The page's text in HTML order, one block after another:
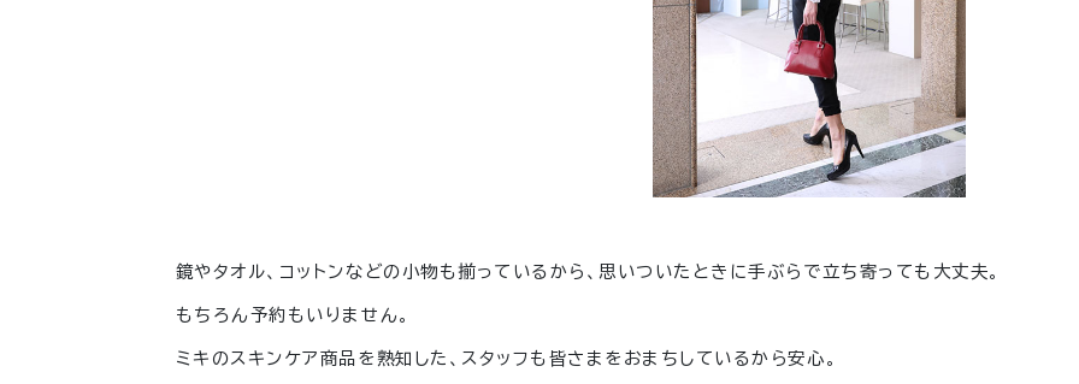
鏡やタオル、コットンなどの小物も揃っているから、思いついたときに手ぶらで立ち寄っても大丈夫。
もちろん予約もいりません。
ミキのスキンケア商品を熟知した、スタッフも皆さまをおまちしているから安心。